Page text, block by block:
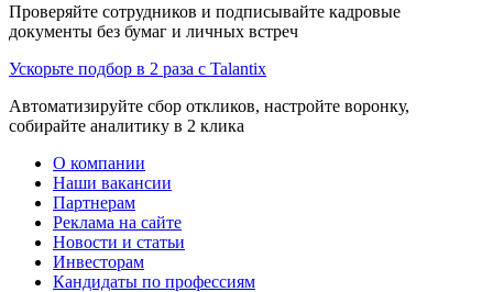
Проверяйте сотрудников и подписывайте кадровые
документы без бумаг и личных встреч
Ускорьте подбор в 2 раза с Talantix
Автоматизируйте сбор откликов, настройте воронку,
собирайте аналитику в 2 клика
О компании
Наши вакансии
Партнерам
Реклама на сайте
Новости и статьи
Инвесторам
Кандидаты по профессиям